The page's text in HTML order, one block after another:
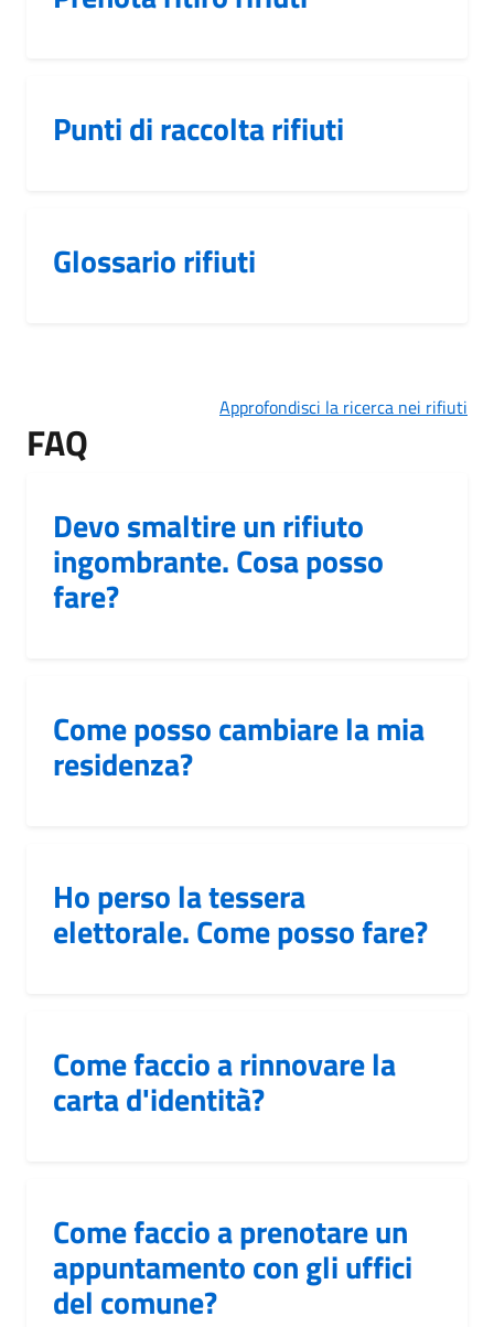
Punti di raccolta rifiuti
Glossario rifiuti
Approfondisci la ricerca nei rifiuti
FAQ
Devo smaltire un rifiuto
ingombrante. Cosa posso
fare?
Come posso cambiare la mia
residenza?
Ho perso la tessera
elettorale. Come posso fare?
Come faccio a rinnovare la
carta d'identità?
Come faccio a prenotare un
appuntamento con gli uffici
del comune?